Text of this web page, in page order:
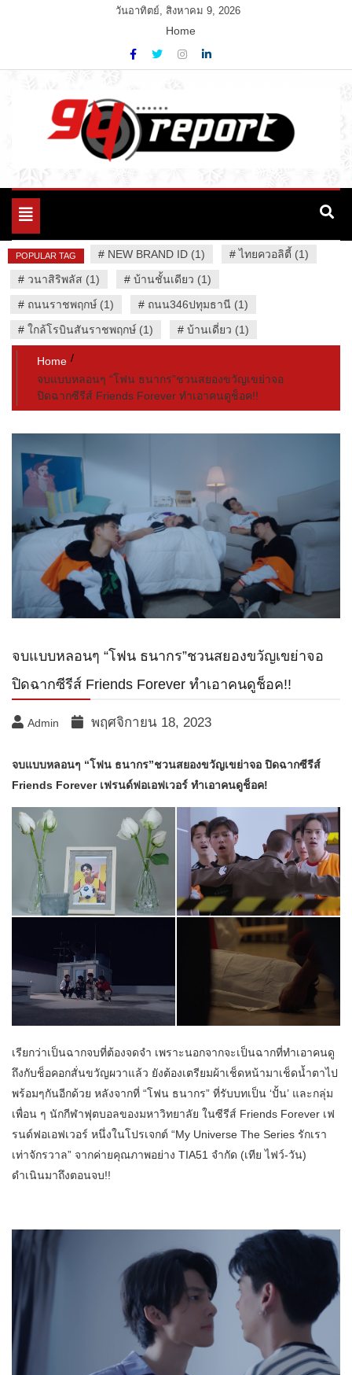
วันอาทิตย์, สิงหาคม 9, 2026
Home
94 Report.com
Variety News
Toggle
POPULAR TAG # NEW BRAND ID (1) #ไทยควอลิตี้ (1)
# วนาสิริพลัส (1) # บ้านชั้นเดียว (1)
# ถนนราชพฤกษ์ (1) # ถนน346ปทุมธานี (1)
# ใกล้โรบินสันราชพฤกษ์ (1) # บ้านเดี่ยว (1)
Home
จบแบบหลอนๆ “โฟน ธนากร”ชวนสยองขวัญเขย่าจอ
ปิดฉากซีรีส์ Friends Forever ทำเอาคนดูช็อค!!
จบแบบหลอนๆ “โฟน ธนากร”ชวนสยองขวัญเขย่าจอ
ปิดฉากซีรีส์ Friends Forever ทำเอาคนดูช็อค!!
Admin พฤศจิกายน 18, 2023
จบแบบหลอนๆ “โฟน ธนากร”ชวนสยองขวัญเขย่าจอ ปิดฉากซีรีส์
Friends Forever เฟรนด์ฟอเอฟเวอร์ ทำเอาคนดูช็อค!
เรียกว่าเป็นฉากจบที่ต้องจดจำ เพราะนอกจากจะเป็นฉากที่ทำเอาคนดู
ถึงกับช็อคอกสั่นขวัญผวาแล้ว ยังต้องเตรียมผ้าเช็ดหน้ามาเช็ดน้ำตาไป
พร้อมๆกันอีกด้วย หลังจากที่ “โฟน ธนากร” ที่รับบทเป็น ‘ปั้น’ และกลุ่ม
เพื่อน ๆ นักกีฬาฟุตบอลของมหาวิทยาลัย ในซีรีส์ Friends Forever เฟ
รนด์ฟอเอฟเวอร์ หนึ่งในโปรเจกต์ “My Universe The Series รักเรา
เท่าจักรวาล” จากค่ายคุณภาพอย่าง TIA51 จำกัด (เทีย ไฟว์-วัน)
ดำเนินมาถึงตอนจบ!!